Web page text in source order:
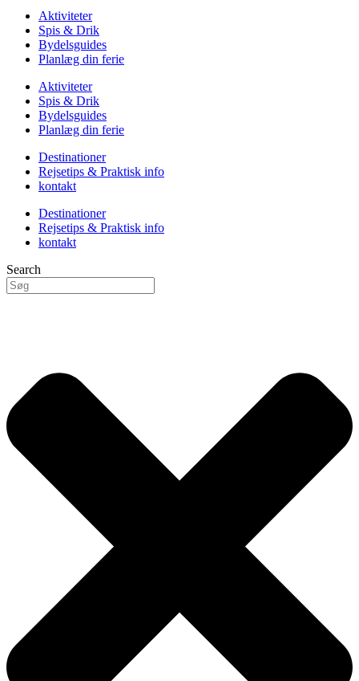
Aktiviteter
Spis & Drik
Bydelsguides
Planlæg din ferie
Aktiviteter
Spis & Drik
Bydelsguides
Planlæg din ferie
Destinationer
Rejsetips & Praktisk info
kontakt
Destinationer
Rejsetips & Praktisk info
kontakt
Search